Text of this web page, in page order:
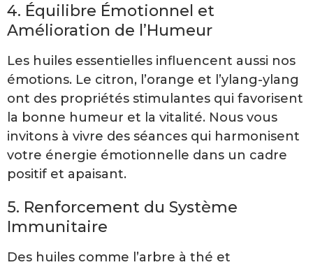
4. Équilibre Émotionnel et
Amélioration de l’Humeur
Les huiles essentielles influencent aussi nos
émotions. Le citron, l’orange et l’ylang-ylang
ont des propriétés stimulantes qui favorisent
la bonne humeur et la vitalité. Nous vous
invitons à vivre des séances qui harmonisent
votre énergie émotionnelle dans un cadre
positif et apaisant.
5. Renforcement du Système
Immunitaire
Des huiles comme l’arbre à thé et